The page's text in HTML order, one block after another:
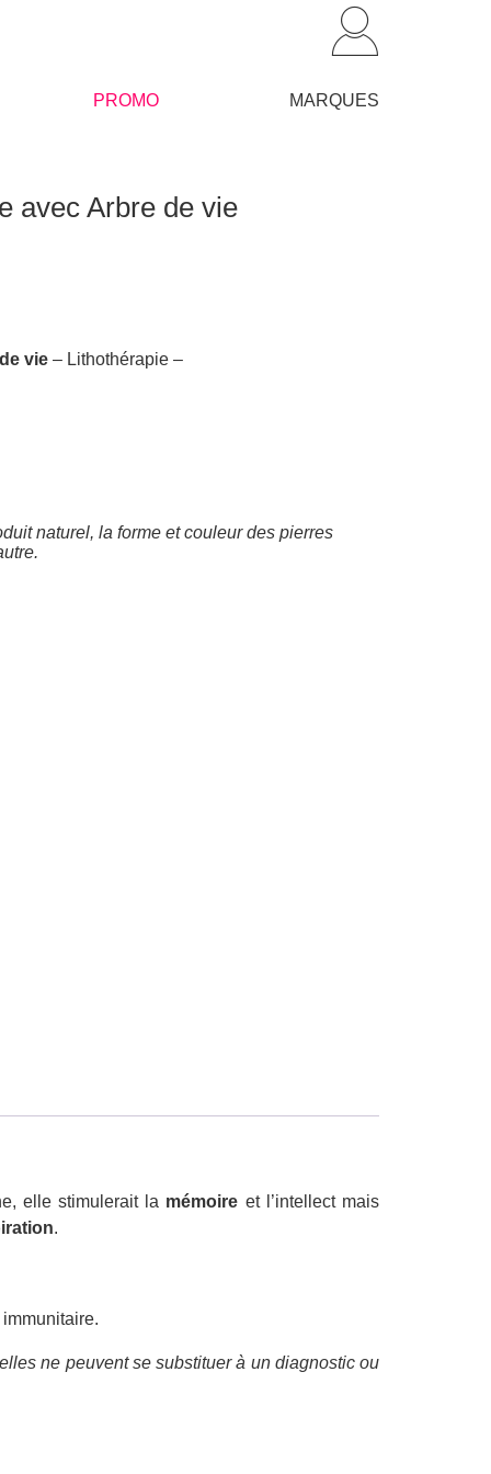
PROMO MARQUES
avec Arbre de vie
vie – Lithothérapie –
naturel, la forme et couleur des pierres
elle stimulerait la mémoire et l’intellect mais
.
ne peuvent se substituer à un diagnostic ou